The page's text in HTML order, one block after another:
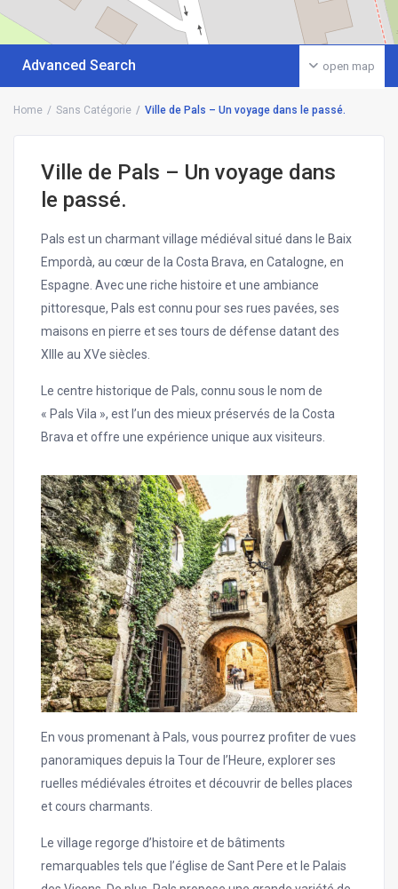
open map
Advanced Search
Home Sans Catégorie Ville de Pals – Un voyage dans le passé.
Ville de Pals – Un voyage dans
le passé.
Pals est un charmant village médiéval situé dans le Baix
Empordà, au cœur de la Costa Brava, en Catalogne, en
Espagne. Avec une riche histoire et une ambiance
pittoresque, Pals est connu pour ses rues pavées, ses
maisons en pierre et ses tours de défense datant des
XIIIe au XVe siècles.
Le centre historique de Pals, connu sous le nom de
« Pals Vila », est l’un des mieux préservés de la Costa
Brava et offre une expérience unique aux visiteurs.
En vous promenant à Pals, vous pourrez profiter de vues
panoramiques depuis la Tour de l’Heure, explorer ses
ruelles médiévales étroites et découvrir de belles places
et cours charmants.
Le village regorge d’histoire et de bâtiments
remarquables tels que l’église de Sant Pere et le Palais